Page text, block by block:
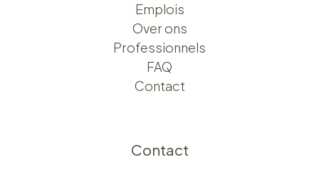
Emplois
Over ons​​
Professionnels
FAQ
Contact
Contact